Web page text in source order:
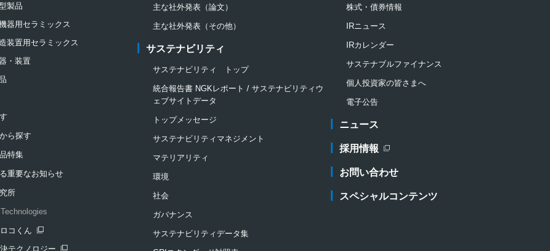
製品
器用セラミックス
装置用セラミックス
・装置
ら探す
特集
重要なお知らせ
所
コくん
テクノロジー
主な社外発表（論文）
主な社外発表（その他）
サステナビリティ
サステナビリティ トップ
統合報告書 NGKレポート / サステナビリティウ
ェブサイトデータ
トップメッセージ
サステナビリティマネジメント
マテリアリティ
環境
社会
ガバナンス
サステナビリティデータ集
株式・債券情報
IRニュース
IRカレンダー
サステナブルファイナンス
個人投資家の皆さまへ
電子公告
ニュース
採用情報
お問い合わせ
スペシャルコンテンツ